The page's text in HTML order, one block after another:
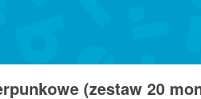
(zestaw 20